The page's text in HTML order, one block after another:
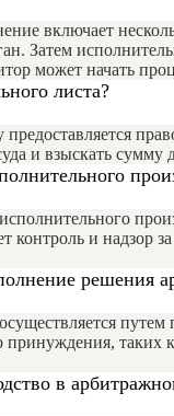
включает
Затем
может начать
листа?
и взыскать
контроль и
решения
в